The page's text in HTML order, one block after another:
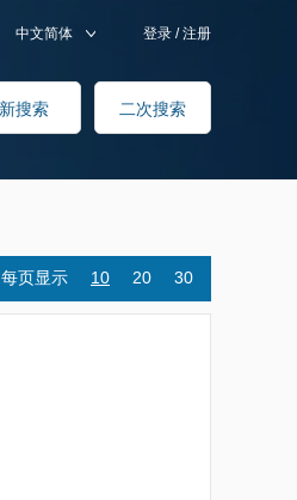
登录 /注册
中文简体
每页显示 10 20 30